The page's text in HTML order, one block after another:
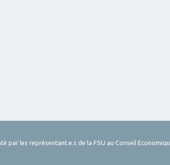
par les représentant.e.s de la FSU au Conseil